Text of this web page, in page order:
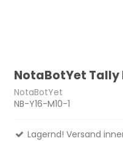
NotaBotYet Tally
NotaBotYet
NB-Y16-M10-1
Lagernd! Versand